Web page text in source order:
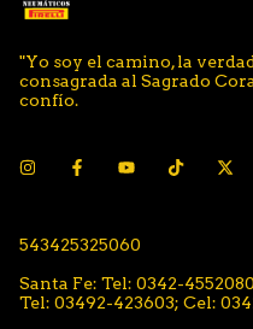
"Yo soy el camino, la
consagrada al Sagrado
confío.
543425325060
Santa Fe: Tel: 0342-
Tel: 03492-423603; Cel: